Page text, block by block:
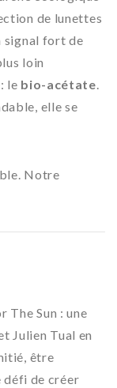
de lunettes
signal fort de
loin
le bio-acétate.
elle se
Notre
The Sun : une
Julien Tual en
être
défi de créer